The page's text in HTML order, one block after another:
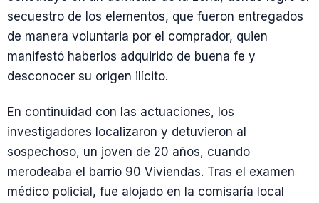
secuestro de los elementos, que fueron entregados
de manera voluntaria por el comprador, quien
manifestó haberlos adquirido de buena fe y
desconocer su origen ilícito.
En continuidad con las actuaciones, los
investigadores localizaron y detuvieron al
sospechoso, un joven de 20 años, cuando
merodeaba el barrio 90 Viviendas. Tras el examen
médico policial, fue alojado en la comisaría local